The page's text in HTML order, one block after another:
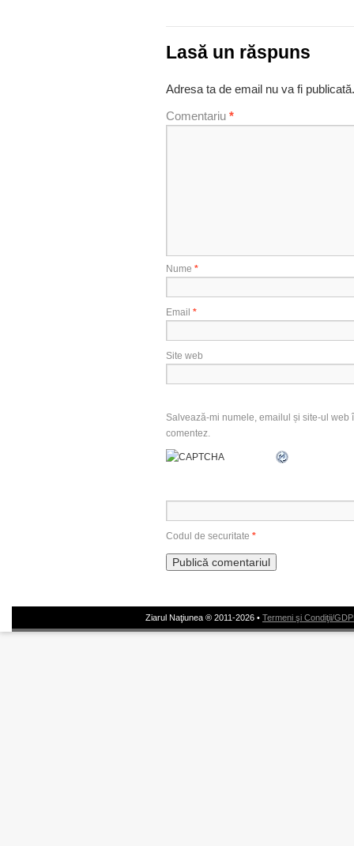
Lasă un răspuns
Adresa ta de email nu va fi publicată.
Comentariu *
Nume *
Email *
Site web
Salvează-mi numele, emailul și site-ul
comentez.
Codul de securitate *
Ziarul Naţiunea ® 2011-2026 • Termeni şi Condiţii/